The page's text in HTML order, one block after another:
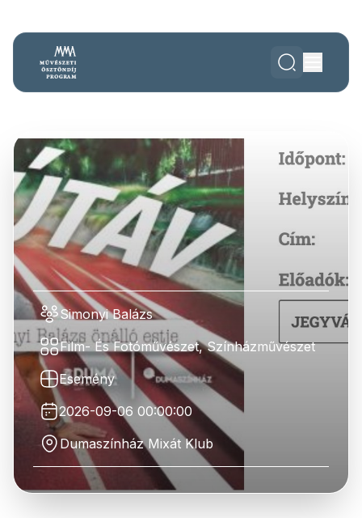
Simonyi Balázs
Film- És Fotóművészet, Színházművészet
Esemény
2026-09-06 00:00:00
Dumaszínház Mixát Klub